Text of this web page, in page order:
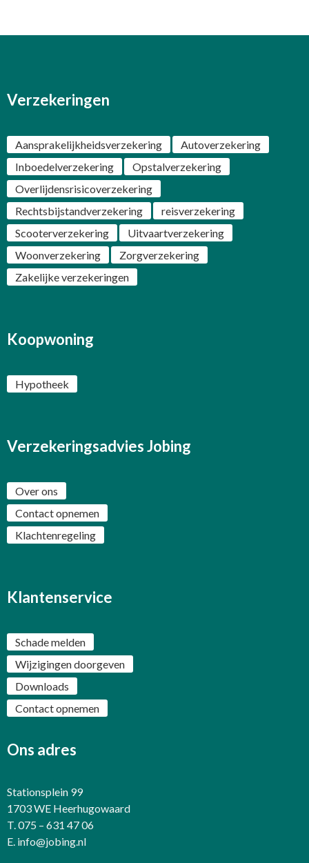
Verzekeringen
Aansprakelijkheidsverzekering
Autoverzekering
Inboedelverzekering
Opstalverzekering
Overlijdensrisicoverzekering
Rechtsbijstandverzekering
reisverzekering
Scooterverzekering
Uitvaartverzekering
Woonverzekering
Zorgverzekering
Zakelijke verzekeringen
Koopwoning
Hypotheek
Verzekeringsadvies Jobing
Over ons
Contact opnemen
Klachtenregeling
Klantenservice
Schade melden
Wijzigingen doorgeven
Downloads
Contact opnemen
Ons adres
Stationsplein 99
1703 WE Heerhugowaard
T. 075 – 631 47 06
E. info@jobing.nl